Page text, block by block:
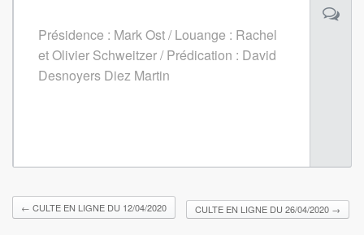
Présidence : Mark Ost / Louange : Rachel
et Olivier Schweitzer / Prédication : David
Desnoyers Diez Martin
← CULTE EN LIGNE DU 12/04/2020 CULTE EN LIGNE DU 26/04/2020 →